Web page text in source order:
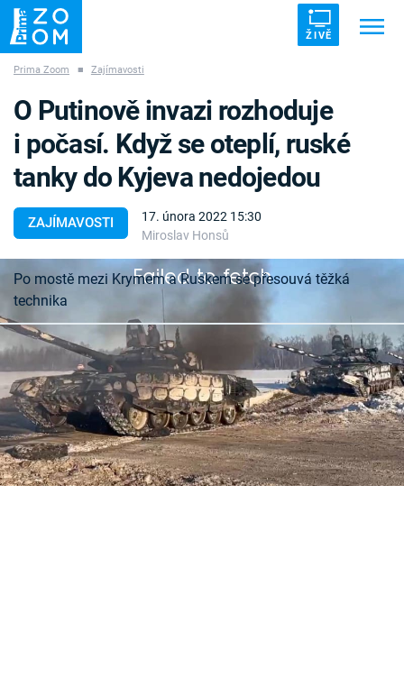
ŽIVĚ
ZÁHADY VETŘELCI DÁVNOVĚKU
Témata
Témata
Pořady
TV Program
Časopis
Sledujte prima+
Prima Zoom ■ Zajímavosti
ZAJÍMAVOSTI
17. února 2022 15:30
Miroslav Honsů
O Putinově invazi rozhoduje
i počasí. Když se oteplí, ruské
tanky do Kyjeva nedojedou
Failed to fetch
Po mostě mezi Krymem a Ruskem se přesouvá těžká
technika
Počasí ovlivňuje válečné operace dokonce i ve
21. století. V případě Ukrajiny, která se obává
ruské invaze, to platí dvojnásob.